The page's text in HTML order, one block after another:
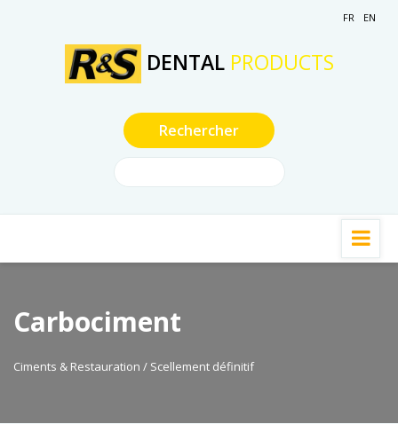
FR EN
DENTAL PRODUCTS
Carbociment
Ciments & Restauration / Scellement définitif